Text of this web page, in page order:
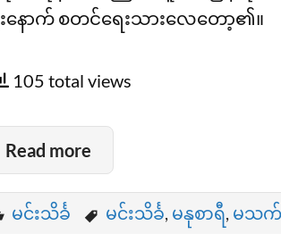
းနောက် စတင်ရေးသားလေတော့၏။
105 total views
Read more
မင်းသိင်္ခ မင်းသိင်္ခ, မနုစာရီ, မသ